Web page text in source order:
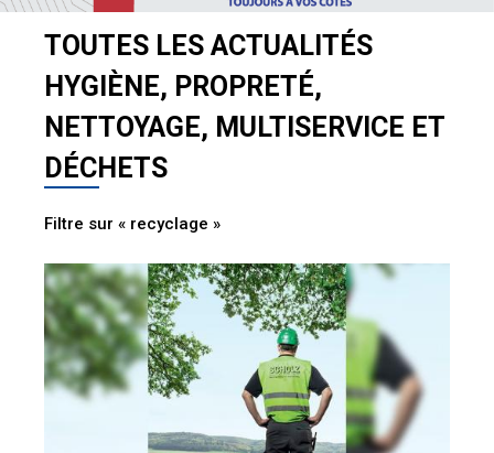
TOUTES LES ACTUALITÉS
HYGIÈNE, PROPRETÉ,
NETTOYAGE, MULTISERVICE ET
DÉCHETS
Filtre sur « recyclage »